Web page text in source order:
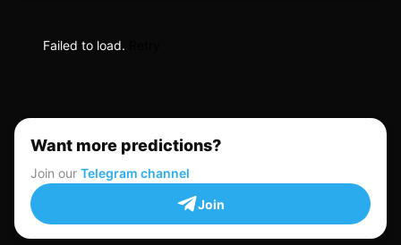
Failed to load.
Want more predictions?
Join our Telegram channel
Join